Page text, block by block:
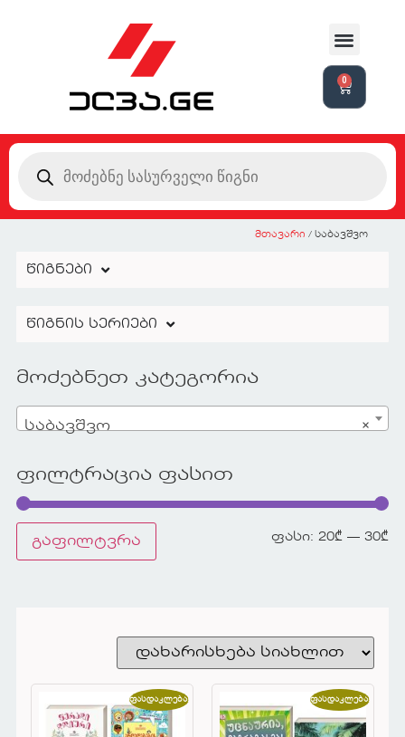
0
მთავარი / საბავშვო
წიგნები
წიგნის სერიები
მოძებნეთ კატეგორია
×
საბავშვო
ფილტრაცია ფასით
გაფილტვრა ფასი: 20₾ —30₾
ფასდაკლება! ფასდაკლება!